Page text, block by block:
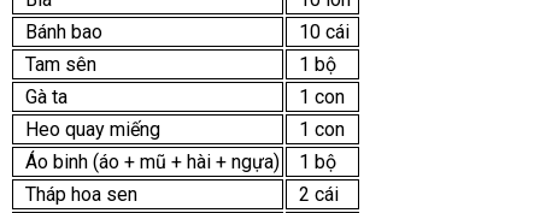
Bánh bao
10 cái
Tam sên
1 bộ
Gà ta
1 con
Heo quay miếng
1 con
Áo binh (áo + mũ + hài + ngựa)
1 bộ
Tháp hoa sen
2 cái